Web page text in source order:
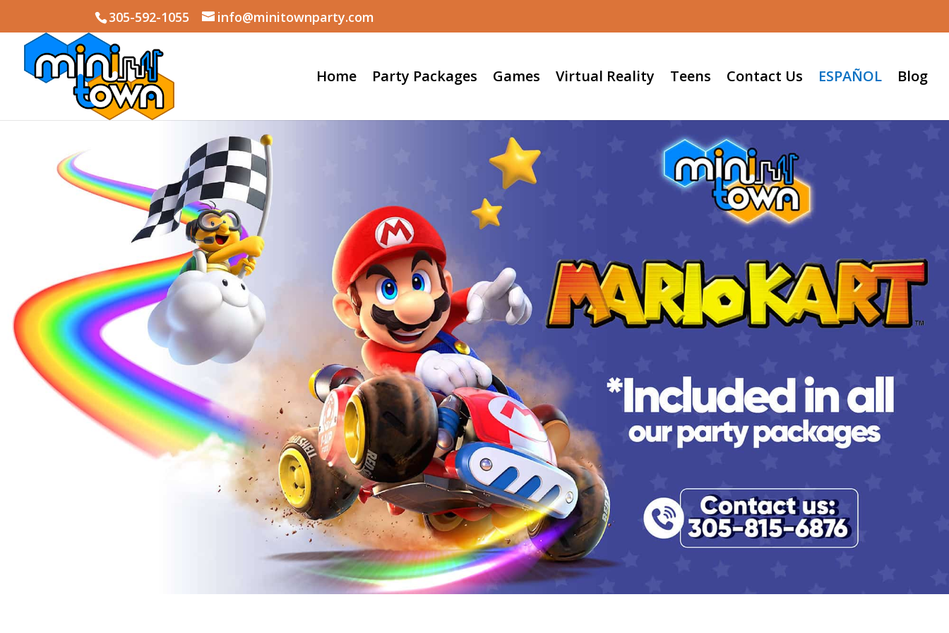
305-592-1055 info@minitownparty.com
Home Party Packages Games Virtual Reality Teens Contact Us ESPAÑOL Blog